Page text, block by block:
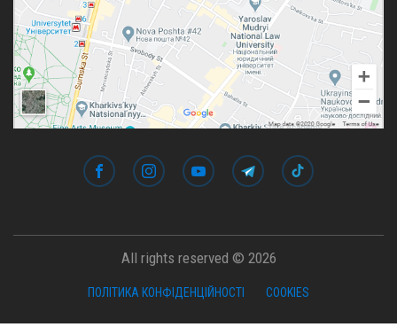
All rights reserved © 2026
ПОЛІТИКА КОНФІДЕНЦІЙНОСТІ COOKIES